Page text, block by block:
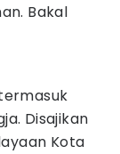
Bakal
Disajikan
Kota